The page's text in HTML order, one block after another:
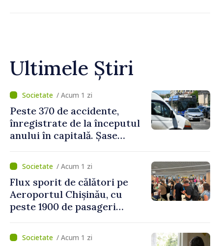
Ultimele Știri
/ Acum 1 zi
Peste 370 de accidente,
înregistrate de la începutul
anului în capitală. Șase
/ Acum 1 zi
Flux sporit de călători pe
Aeroportul Chișinău, cu
peste 1900 de pasageri
de vârf a concediilor
/ Acum 1 zi